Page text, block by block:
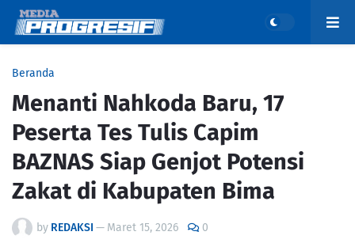
Beranda
Menanti Nahkoda Baru, 17
Peserta Tes Tulis Capim
BAZNAS Siap Genjot Potensi
Zakat di Kabupaten Bima
by REDAKSI — Maret 15, 2026 0